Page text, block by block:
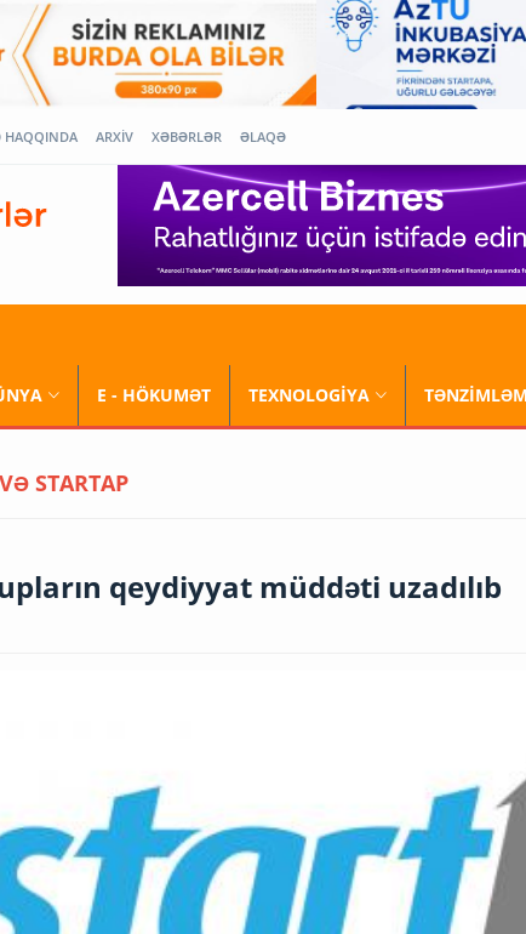
HAQQINDA ARXİV XƏBƏRLƏR ƏLAQƏ
E - HÖKUMƏT TEXNOLOGİYA
STARTAP
qeydiyyat müddəti uzadılıb